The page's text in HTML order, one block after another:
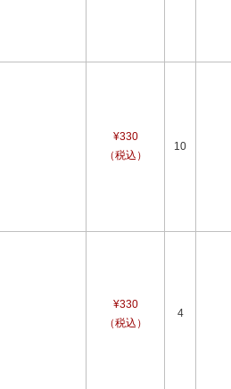
¥330
（税込）
10
¥330
（税込）
4